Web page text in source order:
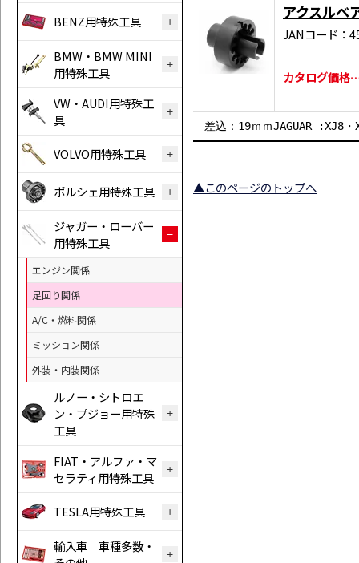
BENZ用特殊工具
BMW・BMW MINI
用特殊工具
VW・AUDI用特殊工
具
VOLVO用特殊工具
ポルシェ用特殊工具
ジャガー・ローバー
用特殊工具
エンジン関係
足回り関係
A/C・燃料関係
ミッション関係
外装・内装関係
ルノー・シトロエ
ン・プジョー用特殊
工具
FIAT・アルファ・マ
セラティ用特殊工具
TESLA用特殊工具
輸入車 車種多数・
アクスルベ
JANコード：
カタログ価格
差込：19ｍｍJAGUAR :XJ8
▲このページのトップへ